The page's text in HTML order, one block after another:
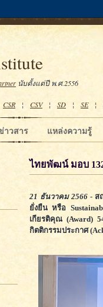
นับตั้งแต่ปี พ.ศ.2556
CSR¦ CSV¦ SD ¦ SE¦
แหล่งความรู้
าวสาร
ไทยพัฒน์ มอบ
21 ธันวาคม 2566 - ส
ยั่งยืน หรือ
เกียรติคุณ (Award)
กิตติกรรมประกาศ